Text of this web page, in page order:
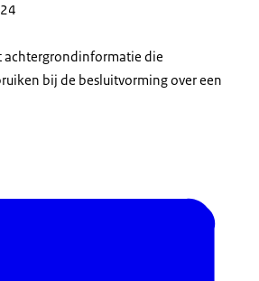
achtergrondinformatie die
bij de besluitvorming over een